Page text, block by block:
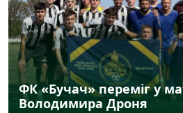
ФК «Бучач» переміг у
Володимира Дроня